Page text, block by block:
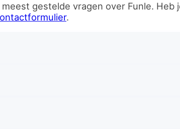
gestelde vragen over Funle.
.